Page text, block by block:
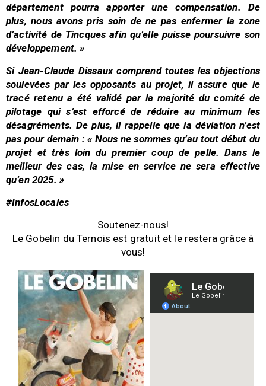
département pourra apporter une compensation. De
plus, nous avons pris soin de ne pas enfermer la zone
d’activité de Tincques afin qu’elle puisse poursuivre son
développement. »
Si Jean-Claude Dissaux comprend toutes les objections
soulevées par les opposants au projet, il assure que le
tracé retenu a été validé par la majorité du comité de
pilotage qui s’est efforcé de réduire au minimum les
désagréments. De plus, il rappelle que la déviation n’est
pas pour demain :« Nous ne sommes qu’au tout début du
projet et très loin du premier coup de pelle. Dans le
meilleur des cas, la mise en service ne sera effective
qu’en 2025. »
#InfosLocales
Soutenez-nous!
Le Gobelin du Ternois est gratuit et le restera grâce à
vous!